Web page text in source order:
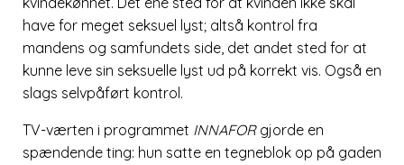
have for meget seksuel lyst; altså kontrol fra
mandens og samfundets side, det andet sted for at
kunne leve sin seksuelle lyst ud på korrekt vis. Også en
slags selvpåført kontrol.
TV-værten i programmet INNAFORgjorde en
spændende ting: hun satte en tegneblok op på gaden